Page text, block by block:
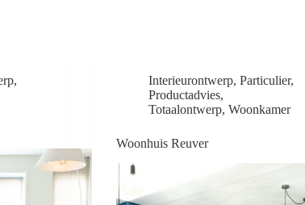
,
Interieurontwerp, Particulier,
Productadvies,
Totaalontwerp, Woonkamer
Woonhuis Reuver